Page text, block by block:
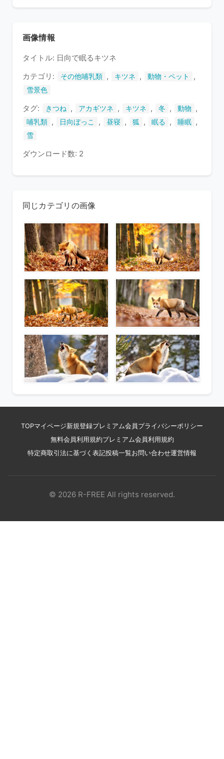
護
い
ま
画像情報
タイトル: 日向で眠るキツネ
カテゴリ:
その他哺乳類 , キツネ , 動物・ペット ,
雪景色
タグ: きつね , アカギツネ , キツネ , 冬 , 動物 ,
哺乳類 , 日向ぼっこ , 昼寝 , 狐 , 眠る , 睡眠 ,
雪
ダウンロード数: 2
同じカテゴリの画像
TOPマイページ新規登録プレミアム会員 プライバシーポリシー
無料会員利用規約プレミアム会員利用規約
特定商取引法に基づく表記投稿一覧お問い合わせ運営情報
© 2026 R-FREE All rights reserved.